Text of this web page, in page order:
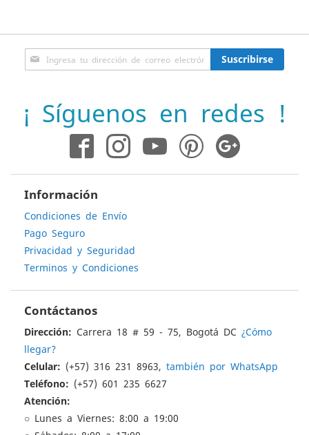
Inscríbase
a
de
noticias:
Suscribirse
¡ Síguenos en redes !
Información
Condiciones de Envío
Pago Seguro
Privacidad y Seguridad
Terminos y Condiciones
Contáctanos
Dirección: Carrera 18 # 59 - 75, Bogotá DC ¿Cómo
llegar?
Celular: (+57) 316 231 8963, también por WhatsApp
Teléfono: (+57) 601 235 6627
Atención:
○ Lunes a Viernes: 8:00 a 19:00